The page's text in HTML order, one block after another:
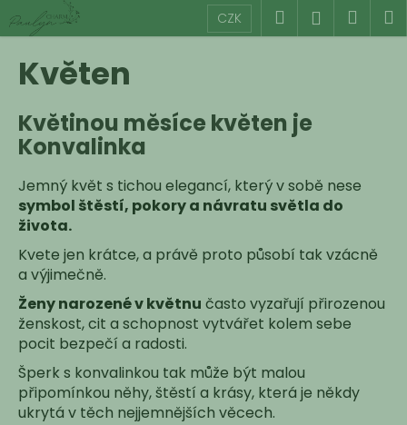
na
obsah
CZK Hledat
Květen
Květinou měsíce květen je
Konvalinka
Jemný květ s tichou elegancí, který v sobě nese
symbol štěstí, pokory a návratu světla do
života.
Kvete jen krátce, a právě proto působí tak vzácně
a výjimečně.
Ženy narozené v květnu často vyzařují přirozenou
ženskost, cit a schopnost vytvářet kolem sebe
pocit bezpečí a radosti.
Šperk s konvalinkou tak může být malou
připomínkou něhy, štěstí a krásy, která je někdy
ukrytá v těch nejjemnějších věcech.
K
o
o
p
t
ř
e
b
u
j
e
t
e
n